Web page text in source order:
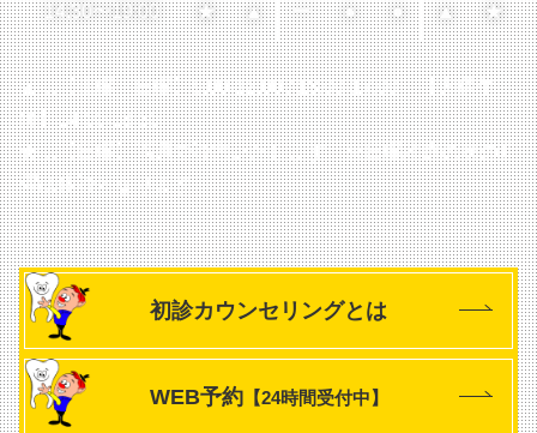
14:30 〜19:00 ★ ▲ ー ● ● ▲ ★
▲…【土曜・日曜】9:00-12:00 / 13:00-17:00【火曜午
後】14:00-18:30
★…【日曜】隔週で診療いたします※日曜診療の次の月
曜は休診となります
初診カウンセリングとは
WEB予約【24時間受付中】